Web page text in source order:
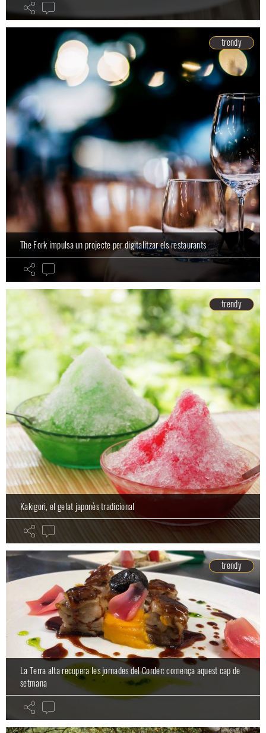
trendy
The Fork impulsa un projecte per digitalitzar els restaurants
trendy
Kakigori, el gelat japonès tradicional
trendy
La Terra alta recupera les jornades del Corder: comença aquest cap de
setmana